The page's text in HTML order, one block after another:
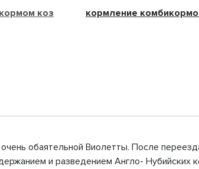
коз
кормление
обаятельной Виолетты. После
и разведением Англо- Нубийских